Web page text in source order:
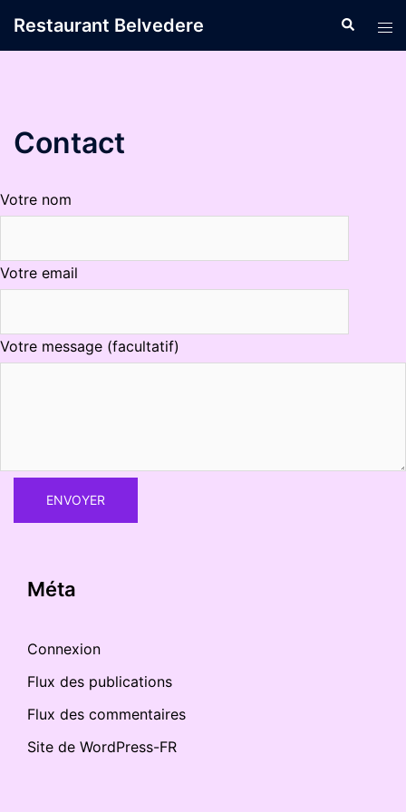
auRestaurant Belvedere
Contact
Votre nom
Votre email
Votre message (facultatif)
Méta
Connexion
Flux des publications
Flux des commentaires
Site de WordPress-FR